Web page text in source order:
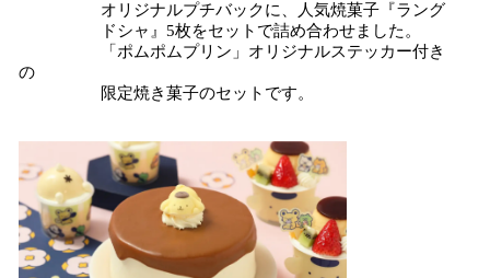
オリジナルプチバックに、人気焼菓子『ラング
ドシャ』5枚をセットで詰め合わせました。
「ポムポムプリン」オリジナルステッカー付き
の
限定焼き菓子のセットです。